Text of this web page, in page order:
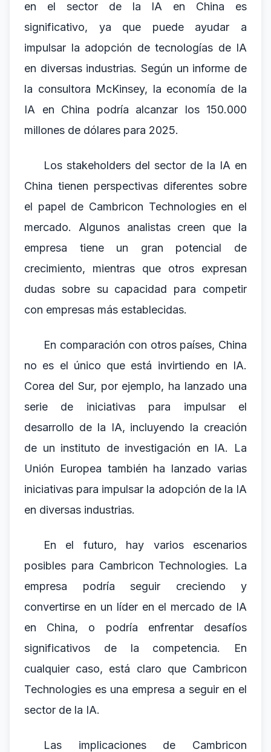
en el sector de la IA en China es
significativo, ya que puede ayudar a
impulsar la adopción de tecnologías de IA
en diversas industrias. Según un informe de
la consultora McKinsey, la economía de la
IA en China podría alcanzar los 150.000
millones de dólares para 2025.
Los stakeholders del sector de la IA en
China tienen perspectivas diferentes sobre
el papel de Cambricon Technologies en el
mercado. Algunos analistas creen que la
empresa tiene un gran potencial de
crecimiento, mientras que otros expresan
dudas sobre su capacidad para competir
con empresas más establecidas.
En comparación con otros países, China
no es el único que está invirtiendo en IA.
Corea del Sur, por ejemplo, ha lanzado una
serie de iniciativas para impulsar el
desarrollo de la IA, incluyendo la creación
de un instituto de investigación en IA. La
Unión Europea también ha lanzado varias
iniciativas para impulsar la adopción de la IA
en diversas industrias.
En el futuro, hay varios escenarios
posibles para Cambricon Technologies. La
empresa podría seguir creciendo y
convertirse en un líder en el mercado de IA
en China, o podría enfrentar desafíos
significativos de la competencia. En
cualquier caso, está claro que Cambricon
Technologies es una empresa a seguir en el
sector de la IA.
Las implicaciones de Cambricon